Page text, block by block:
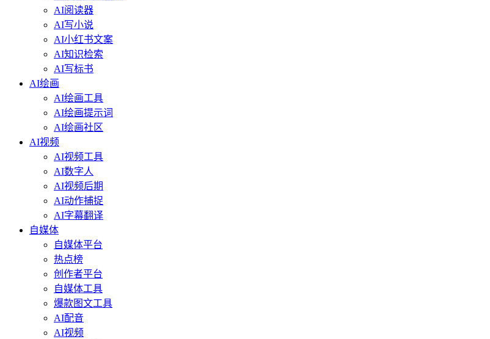
AI阅读器
AI写小说
AI小红书文案
AI知识检索
AI写标书
AI绘画
AI绘画工具
AI绘画提示词
AI绘画社区
AI视频
AI视频工具
AI数字人
AI视频后期
AI动作捕捉
AI字幕翻译
自媒体
自媒体平台
热点榜
创作者平台
自媒体工具
爆款图文工具
AI配音
AI视频